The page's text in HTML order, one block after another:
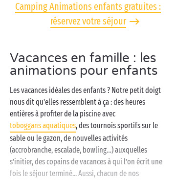
Camping Animations enfants gratuites :
réservez votre séjour
Vacances en famille : les
animations pour enfants
Les vacances idéales des enfants ? Notre petit doigt
nous dit qu’elles ressemblent à ça : des heures
entières à profiter de la piscine avec
toboggans aquatiques, des tournois sportifs sur le
sable ou le gazon, de nouvelles activités
(accrobranche, escalade, bowling…) auxquelles
s’initier, des copains de vacances à qui l’on écrit une
fois le séjour terminé... Aussi, chacun de nos